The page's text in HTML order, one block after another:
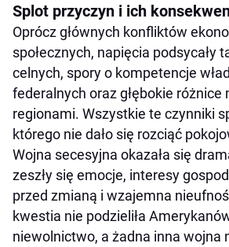
Splot przyczyn i ich
Oprócz głównych konfliktów
społecznych, napięcia podsycały
celnych, spory o kompetencje
federalnych oraz głębokie
regionami. Wszystkie te czynniki
którego nie dało się rozciąć
Wojna secesyjna okazała się
zeszły się emocje, interesy
przed zmianą i wzajemna
kwestia nie podzieliła
niewolnictwo, a żadna inna wojna